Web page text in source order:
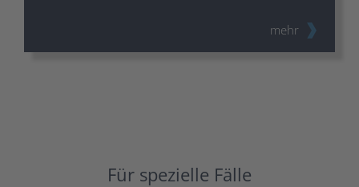
mehr
Für spezielle Fälle